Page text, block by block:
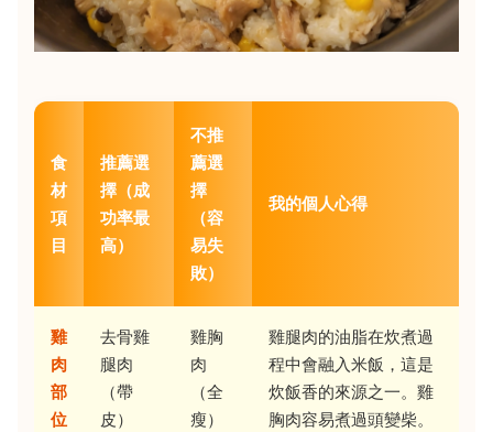
食
材
項
目
推薦選
擇（成
功率最
高）
不推
薦選
擇
（容
易失
敗）
我的個人心得
雞
肉
部
位
去骨雞
腿肉
（帶
皮）
雞胸
肉
（全
瘦）
雞腿肉的油脂在炊煮過
程中會融入米飯，這是
炊飯香的來源之一。雞
胸肉容易煮過頭變柴。